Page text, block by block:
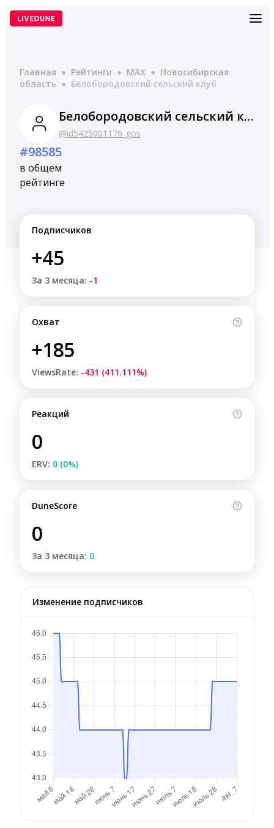
Перейти
Главная ● Рейтинги ● MAX ● Новосибирская
область ● Белобородовский сельский клуб
Белобородовский сельский клуб
@id5425001176_gos
#98585
в общем
рейтинге
Подписчиков
+45
За 3 месяца: -1
Охват
+185
ViewsRate: -431 (411.111%)
Реакций
0
ERV: 0 (0%)
DuneScore
0
За 3 месяца: 0
Изменение подписчиков